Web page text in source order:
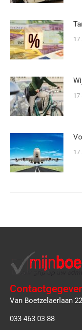
17
17
17
Van Boetzelaerlaan
033 463 03 88